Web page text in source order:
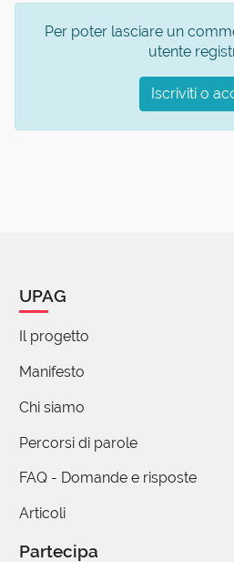
Per poter lasciare un
utente
Iscriviti o
UPAG
Il progetto
Manifesto
Chi siamo
Percorsi di parole
FAQ - Domande e risposte
Articoli
Partecipa